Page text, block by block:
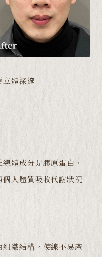
體深邃
體成分是膠原蛋白，
人體質吸收代謝狀況
織結構，使線不易產